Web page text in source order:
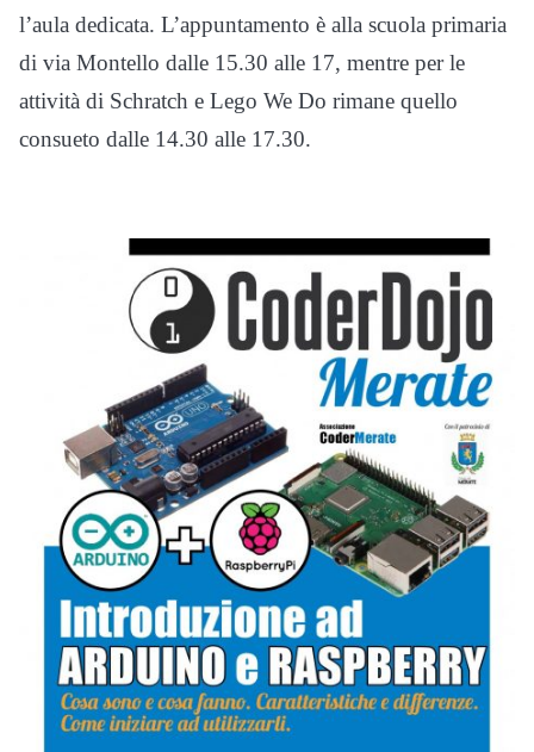
l’aula dedicata. L’appuntamento è alla scuola primaria
di via Montello dalle 15.30 alle 17, mentre per le
attività di Schratch e Lego We Do rimane quello
consueto dalle 14.30 alle 17.30.